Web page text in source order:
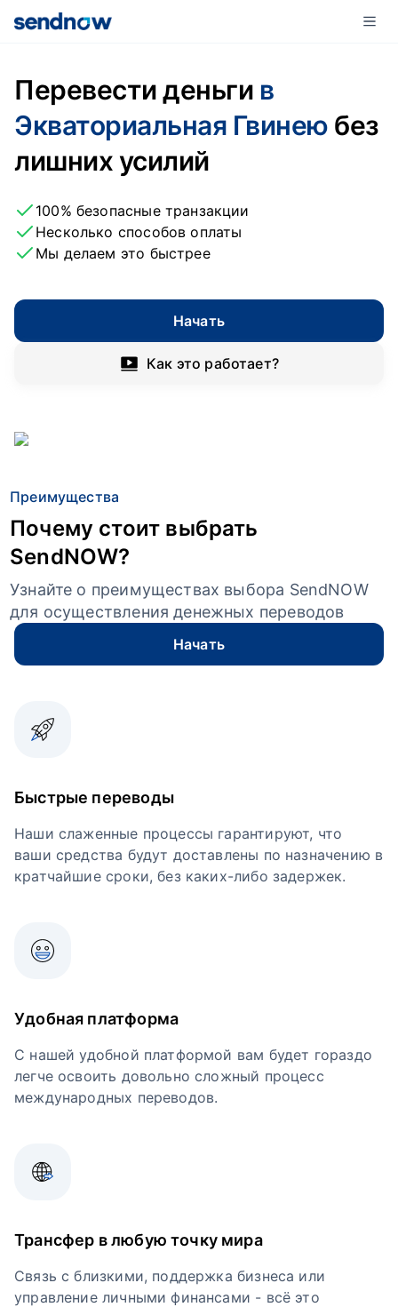
Перевести деньги в
Экваториальная Гвинею без
лишних усилий
100% безопасные транзакции
Несколько способов оплаты
Мы делаем это быстрее
Начать
Как это работает?
Преимущества
Почему стоит выбрать
SendNOW?
Узнайте о преимуществах выбора SendNOW
для осуществления денежных переводов
Начать
Быстрые переводы
Наши слаженные процессы гарантируют, что
ваши средства будут доставлены по назначению в
кратчайшие сроки, без каких-либо задержек.
Удобная платформа
С нашей удобной платформой вам будет гораздо
легче освоить довольно сложный процесс
международных переводов.
Трансфер в любую точку мира
Связь с близкими, поддержка бизнеса или
управление личными финансами - всё это